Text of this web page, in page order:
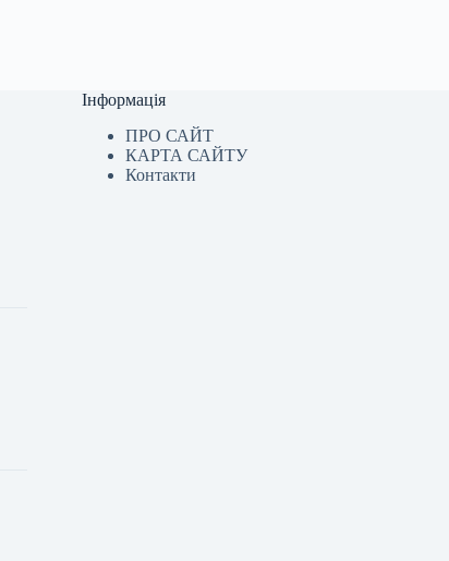
Інформація
ПРО САЙТ
КАРТА САЙТУ
Контакти